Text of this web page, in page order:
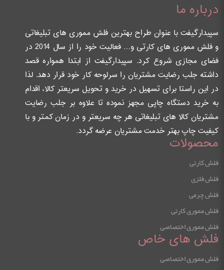
درباره ما
سپیدارگیفت با عنوان طراح بهترین فلش مموری های تبلیغاتی
و فلش مموری های کارتی و… فعالیت خود را از سال 2014 در
فضای مجازی شروع کرد. سپیدارگیفت از ابتدا همواره قصد
داشته جلب رضایت مشتریان را سرلوحه کار خود قرار دهد. لذا
در این راستا برای تسهیل در خرید و تحویل سریعتر کالا، اقدام
به خرید دستگاه چاپی مجهز نموده تا علاوه بر جلب رضایت
مشتریان کالا های تبلیغاتی هر چه سریعتر و در زمان کمتر و با
کیفیت چاپ بهتر خدمت مشتریان عرضه گردد.
محصولات
فلش کارتی
فلش فلزی
فلش چرمی
فلش مموری کارتی
فلش مموری اختصاصی
فلش های خاص
فلش مموری اختصاصی